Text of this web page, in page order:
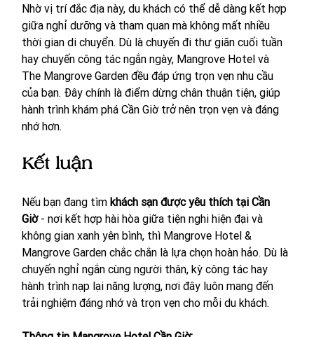
Nhờ vị trí đắc địa này, du khách có thể dễ dàng kết hợp
giữa nghỉ dưỡng và tham quan mà không mất nhiều
thời gian di chuyển. Dù là chuyến đi thư giãn cuối tuần
hay chuyến công tác ngắn ngày, Mangrove Hotel và
The Mangrove Garden đều đáp ứng trọn vẹn nhu cầu
của bạn. Đây chính là điểm dừng chân thuận tiện, giúp
hành trình khám phá Cần Giờ trở nên trọn vẹn và đáng
nhớ hơn.
Kết luận
Nếu bạn đang tìm khách sạn được yêu thích tại Cần
Giờ - nơi kết hợp hài hòa giữa tiện nghi hiện đại và
không gian xanh yên bình, thì Mangrove Hotel &
Mangrove Garden chắc chắn là lựa chọn hoàn hảo. Dù là
chuyến nghỉ ngắn cùng người thân, kỳ công tác hay
hành trình nạp lại năng lượng, nơi đây luôn mang đến
trải nghiệm đáng nhớ và trọn vẹn cho mỗi du khách.